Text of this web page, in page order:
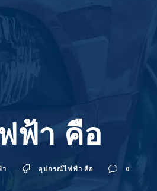
ฟ้า คือ
า อุปกรณ์ไฟฟ้า คือ 0